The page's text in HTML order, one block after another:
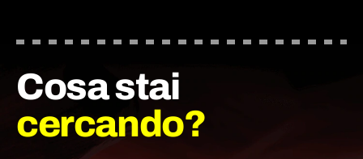
Cosa stai
cercando?